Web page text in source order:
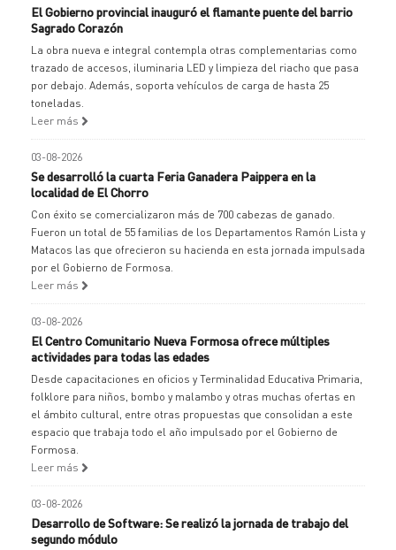
El Gobierno provincial inauguró el flamante puente del barrio
Sagrado Corazón
La obra nueva e integral contempla otras complementarias como
trazado de accesos, iluminaria LED y limpieza del riacho que pasa
por debajo. Además, soporta vehículos de carga de hasta 25
toneladas.
Leer más
03-08-2026
Se desarrolló la cuarta Feria Ganadera Paippera en la
localidad de El Chorro
Con éxito se comercializaron más de 700 cabezas de ganado.
Fueron un total de 55 familias de los Departamentos Ramón Lista y
Matacos las que ofrecieron su hacienda en esta jornada impulsada
por el Gobierno de Formosa.
Leer más
03-08-2026
El Centro Comunitario Nueva Formosa ofrece múltiples
actividades para todas las edades
Desde capacitaciones en oficios y Terminalidad Educativa Primaria,
folklore para niños, bombo y malambo y otras muchas ofertas en
el ámbito cultural, entre otras propuestas que consolidan a este
espacio que trabaja todo el año impulsado por el Gobierno de
Formosa.
Leer más
03-08-2026
Desarrollo de Software: Se realizó la jornada de trabajo del
segundo módulo